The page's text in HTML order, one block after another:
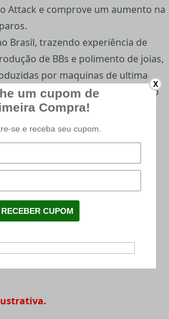
Attack e comprove um aumento na
Brasil, trazendo experiência de
de BBs e polimento de joias,
por maquinas de ultima
6 etapas de polimento,garantindo
extremamente brilhosas e
de 500 fps até 550 fps.
X